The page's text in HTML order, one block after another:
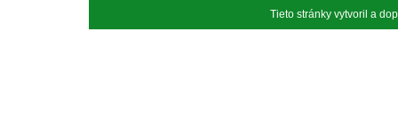
Tieto stránky vytvoril a